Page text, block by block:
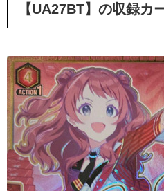
【UA27BT】の収録カ